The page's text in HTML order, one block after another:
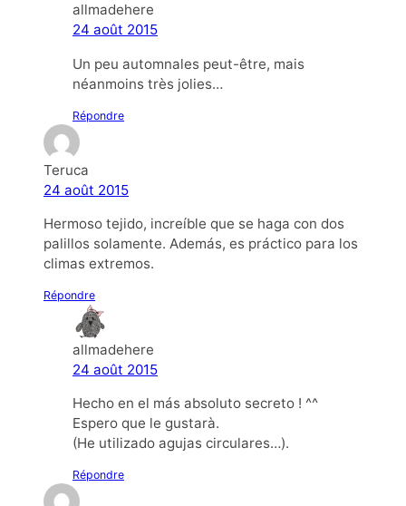
allmadehere
24 août 2015
Un peu automnales peut-être, mais
néanmoins très jolies…
Répondre
Teruca
24 août 2015
Hermoso tejido, increíble que se haga con dos
palillos solamente. Además, es práctico para los
climas extremos.
Répondre
allmadehere
24 août 2015
Hecho en el más absoluto secreto ! ^^
Espero que le gustarà.
(He utilizado agujas circulares…).
Répondre